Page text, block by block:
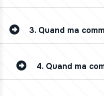
3. Quand ma
4. Quand ma